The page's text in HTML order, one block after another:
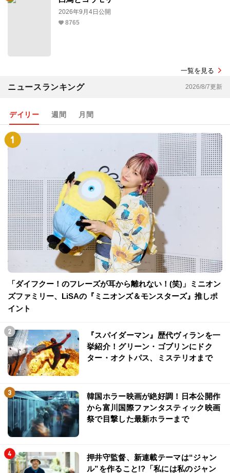
2026年9月4日公開
8765
一覧を見る
ニュースランキング 2026/8/7更新
デイリー 週間 月間
「ダイフクー！のフレーズが耳から離れない！(笑)」ミニオン
ズファミリー、LiSAの『ミニオンズ＆モンスターズ』推しポ
イント
『スパイダーマン』歴代ヴィランを一
挙紹介！グリーン・ゴブリンにドク
ター・オクトパス、ミステリオまで
韓国ホラー映画が絶好調！日本公開作
から富川国際ファンタスティック映画
祭で目撃した最新ホラーまで
押井守監督、新連載テーマは“ジャン
ル”を作ること!?「私には私のジャン